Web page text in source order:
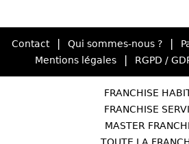
Contact | Qui sommes-nous ? |
Mentions légales | RGPD /
FRANCHISE
FRANCHISE
MASTER